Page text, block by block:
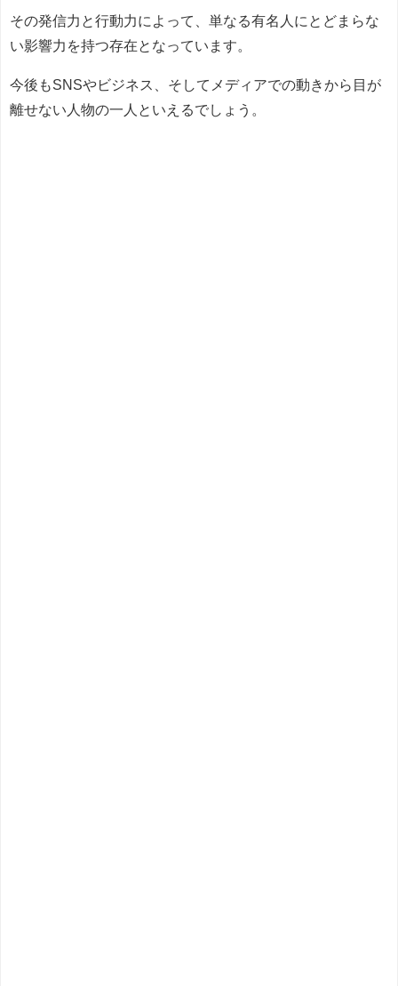
その発信力と行動力によって、単なる有名人にとどまらな
い影響力を持つ存在となっています。
今後もSNSやビジネス、そしてメディアでの動きから目が
離せない人物の一人といえるでしょう。